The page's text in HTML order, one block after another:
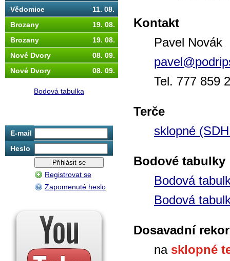
Kontakt
Pavel Novák
pavel@
Tel. 777 859
Terče
sklopné
Bodové tabulky
Bodová
Bodová
Dosavadní
na sklopné
Vědomice
11. 08.
Brozany
19. 08.
Brozany
19. 08.
Nové Dvory
08. 09.
Nové Dvory
08. 09.
Bodová tabulka
E-mail
Heslo
Registrovat se
Zapomenuté heslo